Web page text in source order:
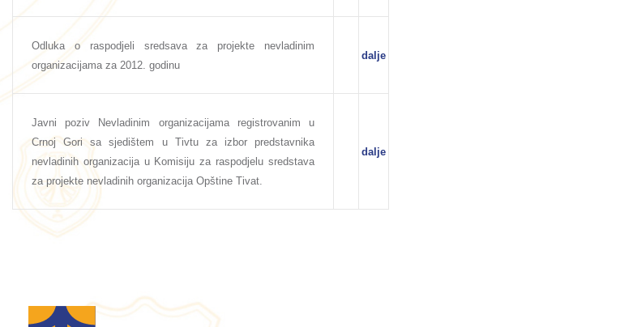
Odluka o raspodjeli sredsava za projekte nevladinim
organizacijama za 2012. godinu
dalje
Javni poziv Nevladinim organizacijama registrovanim u
Crnoj Gori sa sjedištem u Tivtu za izbor predstavnika
nevladinih organizacija u Komisiju za raspodjelu sredstava
za projekte nevladinih organizacija Opštine Tivat.
dalje